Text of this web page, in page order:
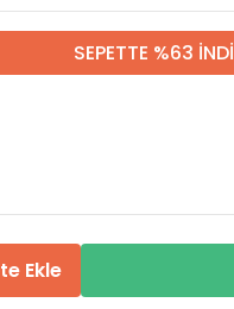
SEPETTE %63
Ekle